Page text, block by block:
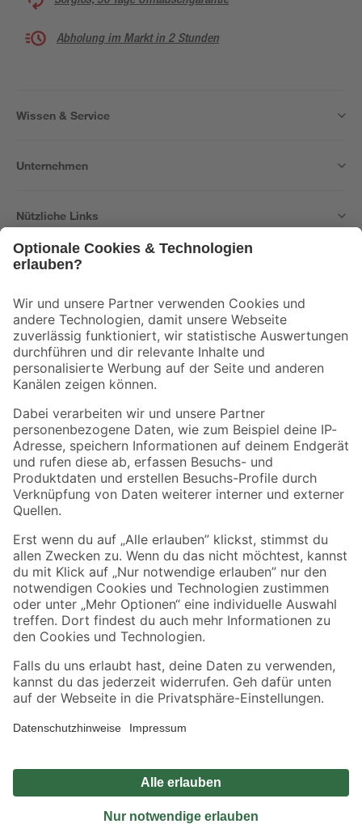
Abholung im Markt in 2 Stunden
Wissen & Service
Unternehmen
Nützliche Links
Der toom Newsletter: Keine Angebote und Aktionen mehr verpassen!
Zur Newsletter Anmeldung
Folge uns
Zahlungsarten Versandarten
Sicher einkaufen
Jetzt die toom-App herunterladen
Alle Preisangaben in EUR inkl. gesetzl. MwSt.. Die dargestellten Angebote sind unter
Umständen nicht in allen Märkten verfügbar. Die angegebenen Verfügbarkeiten beziehen
Produkte nur solange der Vorrat reicht.
*Paketversand ab 59 € versandkostenfrei, gilt nicht für Artikel mit Speditionsversand, hier
Privatsphäre Impressum
Nutzungsbedingungen
Widerrufsrecht
Vertrag widerrufen